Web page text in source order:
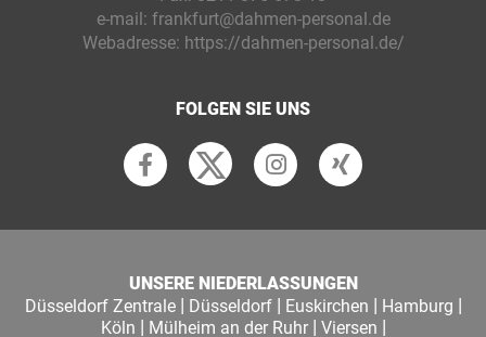
e-mail: frankfurt@dahmen-personal.de
Webadresse: https://dahmen-personal.de/
FOLGEN SIE UNS
UNSERE NIEDERLASSUNGEN
Düsseldorf Zentrale| Düsseldorf| Euskirchen | Hamburg |
Köln | Mülheim an der Ruhr| Viersen |